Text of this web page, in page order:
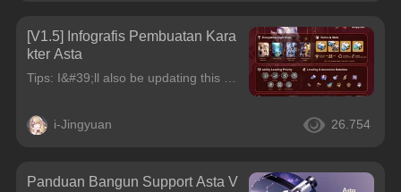
[V1.5] Infografis Pembuatan Kara
kter Asta
i-Jingyuan 26.754
Panduan Bangun Support Asta V